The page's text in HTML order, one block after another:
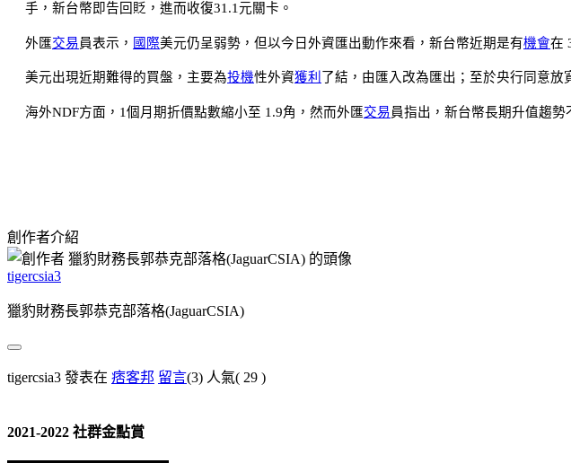
手，新台幣即告回貶，進而收復31.1元關卡。
外匯交易員表示， 國際美元仍呈弱勢，但以今日外資匯出動作來看，新台幣近期是有機會在
美元出現近期難得的買盤，主要為投機性外資獲利 了結，由匯入改為匯出；至於央行同意放
海外NDF方面，1個月期折價點數縮小至 1.9角，然而外匯交易員指出，新台幣長期升值趨
創作者介紹
tigercsia3
獵豹財務長郭恭克部落格(JaguarCSIA)
tigercsia3 發表在 痞客邦 留言(3) 人氣( 29 )
2021-2022 社群金點賞